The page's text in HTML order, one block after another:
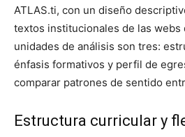
ATLAS.ti, con un diseño
textos institucionales de las webs
unidades de análisis son tres:
énfasis formativos y perfil de
comparar patrones de sentido
Estructura curricular y